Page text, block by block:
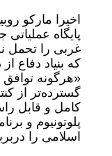
اخیرا مارکو
پایگاه
غربی را تحمل
که بنیاد دفاع
«هرگونه توافق
گسترده‌تر از
کامل و قابل
پلوتونیوم و
اسلامی را